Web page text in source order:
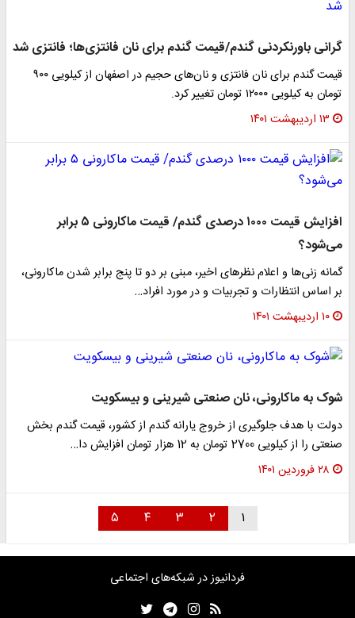
گرانی باورنکردنی گندم/قیمت گندم برای نان فانتزی‌ها؛ فانتزی شد
قیمت گندم برای نان فانتزی و نان‌های حجیم در اصفهان از کیلویی ۹۰۰
تومان به کیلویی ۱۲۰۰۰ تومان تغییر کرد.
۱۳ اردیبهشت ۱۴۰۱
افزایش قیمت ۱۰۰۰ درصدی گندم/ قیمت ماکارونی ۵ برابر
می‌شود؟
گمانه زنی‌ها و اعلام نظرهای اخیر، مبنی بر دو تا پنج برابر شدن ماکارونی،
بر اساس انتظارات و تجربیات و در مورد افراد…
۱۰ اردیبهشت ۱۴۰۱
شوک به ماکارونی، نان صنعتی شیرینی و بیسکویت
دولت با هدف جلوگیری از خروج یارانه گندم از کشور، قیمت گندم بخش
صنعتی را از کیلویی 2700 تومان به 12 هزار تومان افزایش دا…
۲۸ فروردین ۱۴۰۱
۱ ۲ ۳ ۴ ۵
فردانیوز در شبکه‌های اجتماعی